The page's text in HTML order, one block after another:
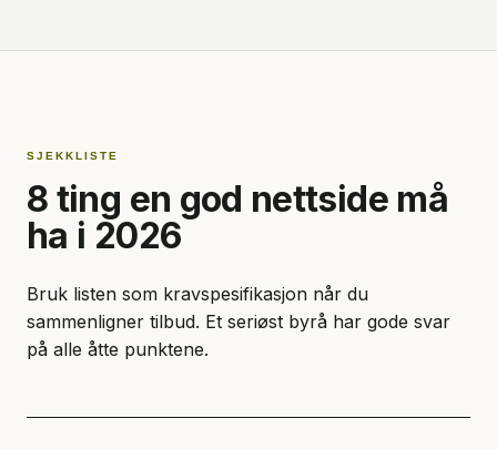
SJEKKLISTE
8 ting en god nettside må
ha i 2026
Bruk listen som kravspesifikasjon når du
sammenligner tilbud. Et seriøst byrå har gode svar
på alle åtte punktene.